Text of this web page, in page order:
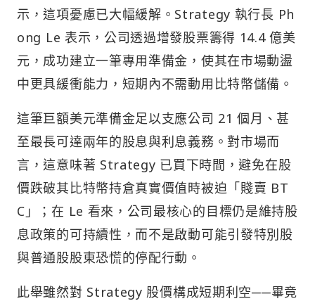
示，這項憂慮已大幅緩解。Strategy 執行長 Ph
ong Le 表示，公司透過增發股票籌得 14.4 億美
元，成功建立一筆專用準備金，使其在市場動盪
中更具緩衝能力，短期內不需動用比特幣儲備。
這筆巨額美元準備金足以支應公司 21 個月、甚
至最長可達兩年的股息與利息義務。對市場而
言，這意味著 Strategy 已買下時間，避免在股
價跌破其比特幣持倉真實價值時被迫「賤賣 BT
C」；在 Le 看來，公司最核心的目標仍是維持股
息政策的可持續性，而不是啟動可能引發特別股
與普通股股東恐慌的停配行動。
此舉雖然對 Strategy 股價構成短期利空──畢竟